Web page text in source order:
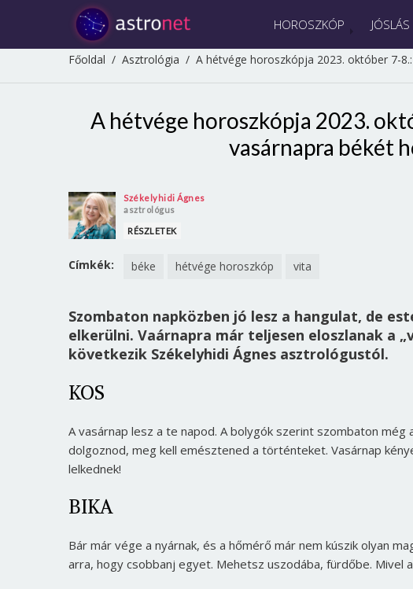
HOROSZKÓP JÓSLÁS
Főoldal / Asztrológia / A hétvége horoszkópja 2023. október 7-
A hétvége horoszkópja 2023.
vasárnapra békét
Székelyhidi Ágnes
asztrológus
RÉSZLETEK
Címkék: béke hétvége horoszkóp vita
Szombaton napközben jó lesz a hangulat, de
elkerülni. Vaárnapra már teljesen eloszlanak a
következik Székelyhidi Ágnes asztrológustól.
KOS
A vasárnap lesz a te napod. A bolygók szerint szombaton
dolgoznod, meg kell emésztened a történteket. Vasárnap
lelkednek!
BIKA
Bár már vége a nyárnak, és a hőmérő már nem kúszik olyan
arra, hogy csobbanj egyet. Mehetsz uszodába, fürdőbe. Mivel